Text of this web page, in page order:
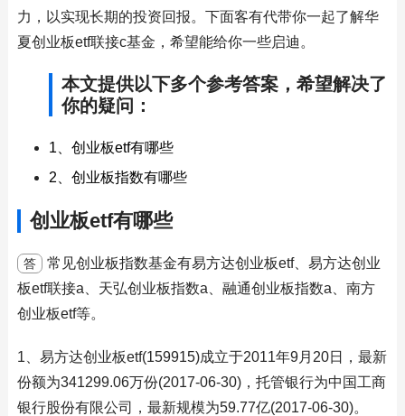
力，以实现长期的投资回报。下面客有代带你一起了解华
夏创业板etf联接c基金，希望能给你一些启迪。
本文提供以下多个参考答案，希望解决了
你的疑问：
1、创业板etf有哪些
2、创业板指数有哪些
创业板etf有哪些
答
常见创业板指数基金有易方达创业板etf、易方达创业
板etf联接a、天弘创业板指数a、融通创业板指数a、南方
创业板etf等。
1、易方达创业板etf(159915)成立于2011年9月20日，最新
份额为341299.06万份(2017-06-30)，托管银行为中国工商
银行股份有限公司，最新规模为59.77亿(2017-06-30)。